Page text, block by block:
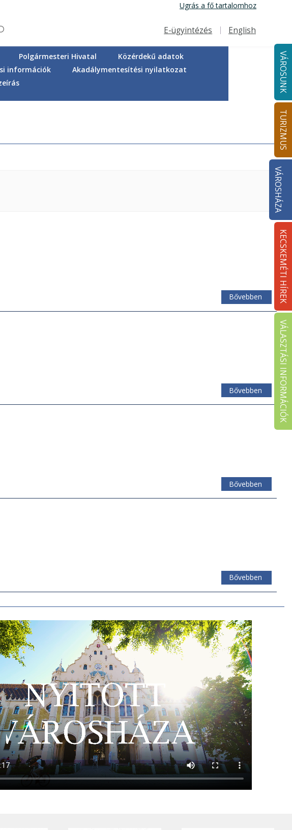
Ugrás a fő tartalomhoz
Felső navigáció
E-ügyintézés English
VÁROSUNK
TURIZMUS
VÁROSHÁZA
KECSKEMÉTI HÍREK
VÁLASZTÁSI INFORMÁCIÓK
Polgármesteri Hivatal
Közérdekű adatok
információk
Akadálymentesítési nyilatkozat
Bővebben
Bővebben
Bővebben
Bővebben